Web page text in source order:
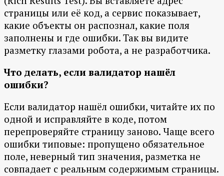
страницы или её код, а сервис показывает,
какие объекты он распознал, какие поля
заполнены и где ошибки. Так вы видите
разметку глазами робота, а не разработчика.
Что делать, если валидатор нашёл
ошибки?
Если валидатор нашёл ошибки, читайте их по
одной и исправляйте в коде, потом
перепроверяйте страницу заново. Чаще всего
ошибки типовые: пропущено обязательное
поле, неверный тип значения, разметка не
совпадает с реальным содержимым страницы.